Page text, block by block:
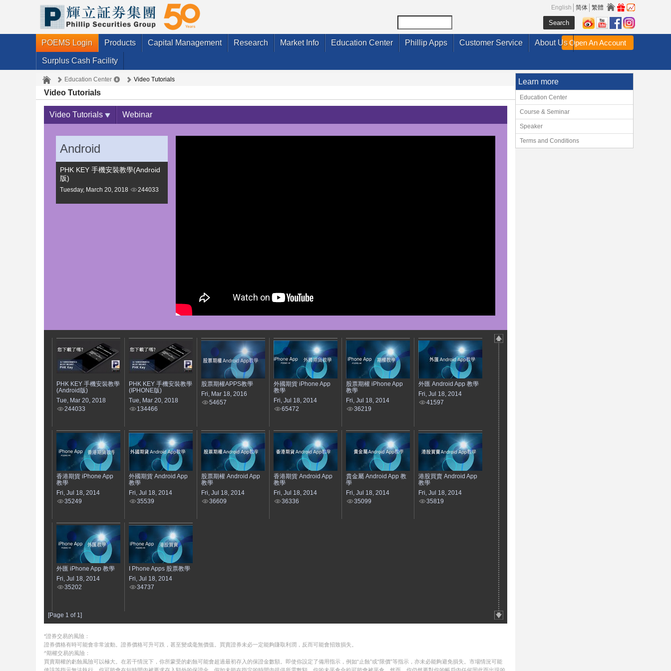
English 简体 繁體
POEMS Login Products Capital Management Research Market Info Education Center Phillip Apps Customer Service About Us
Surplus Cash Facility
Open An Account
Education Center Video Tutorials
Video Tutorials
Video Tutorials Webinar
Android
PHK KEY 手機安裝教學(Android
版)
Tuesday, March 20, 2018 244033
PHK KEY 手機安裝教學
(Android版)
Tue, Mar 20, 2018
244033
PHK KEY 手機安裝教學
(IPHONE版)
Tue, Mar 20, 2018
134466
股票期權APPS教學
Fri, Mar 18, 2016
54657
外國期貨 iPhone App
教學
Fri, Jul 18, 2014
65472
股票期權 iPhone App
教學
Fri, Jul 18, 2014
36219
外匯 Android App 教學
Fri, Jul 18, 2014
41597
香港期貨 iPhone App
教學
Fri, Jul 18, 2014
35249
外國期貨 Android App
教學
Fri, Jul 18, 2014
35539
股票期權 Android App
教學
Fri, Jul 18, 2014
36609
香港期貨 Android App
教學
Fri, Jul 18, 2014
36336
貴金屬 Android App 教
學
Fri, Jul 18, 2014
35099
港股買賣 Android App
教學
Fri, Jul 18, 2014
35819
外匯 iPhone App 教學
Fri, Jul 18, 2014
35202
I Phone Apps 股票教學
Fri, Jul 18, 2014
34737
[Page 1 of 1]
*證券交易的風險：
證券價格有時可能會非常波動。證券價格可升可跌，甚至變成毫無價值。買賣證券未必一定能夠賺取利潤，反而可能會招致損失。
^期權交易的風險：
買賣期權的虧蝕風險可以極大。在若干情況下，你所蒙受的虧蝕可能會超過最初存入的保證金數額。即使你設定了備用指示，例如“止蝕”或“限價”等指示，亦未必能夠避免損失。市場情況可能
Learn more
Education Center
Course & Seminar
Speaker
Terms and Conditions